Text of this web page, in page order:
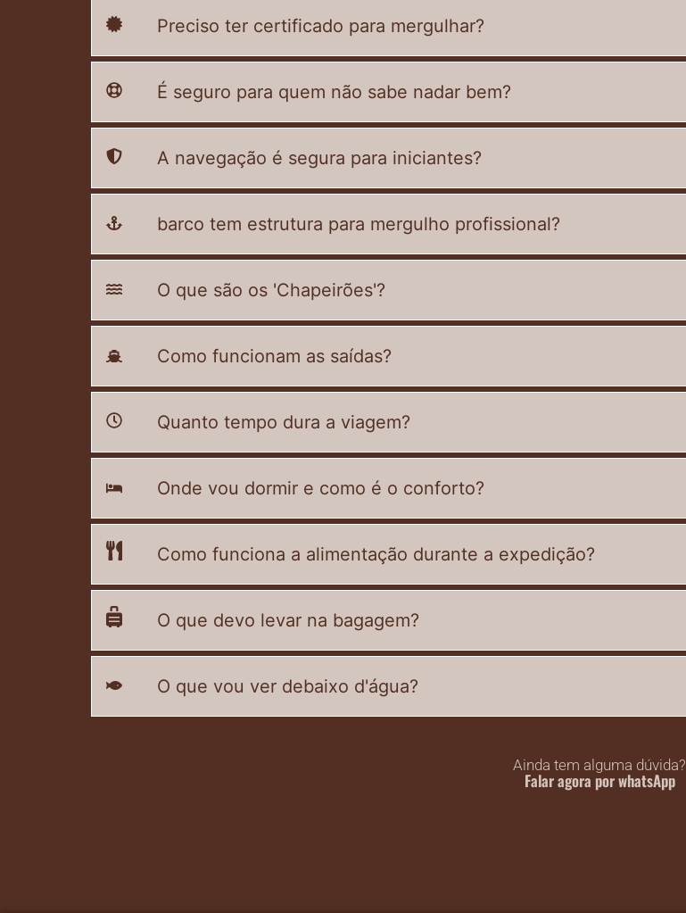
Preciso ter certificado para mergulhar?
É seguro para quem não sabe nadar bem?
A navegação é segura para iniciantes?
barco tem estrutura para mergulho profissional?
O que são os 'Chapeirões'?
Como funcionam as saídas?
Quanto tempo dura a viagem?
Onde vou dormir e como é o conforto?
Como funciona a alimentação durante a expedição?
O que devo levar na bagagem?
O que vou ver debaixo d'água?
Ainda tem alguma dúvida?
Falar agora por whatsApp